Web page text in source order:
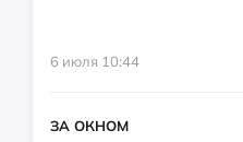
6 июля 10:44
ЗА ОКНОМ